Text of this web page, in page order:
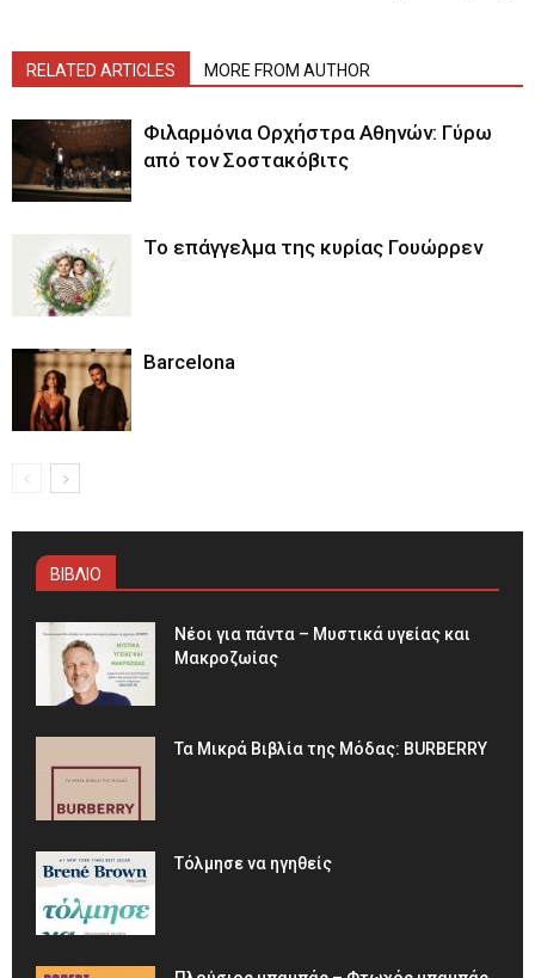
RELATED ARTICLES MORE FROM AUTHOR
Φιλαρμόνια Ορχήστρα Αθηνών: Γύρω
από τον Σοστακόβιτς
Το επάγγελμα της κυρίας Γουώρρεν
Barcelona
ΒΙΒΛΙΟ
Νέοι για πάντα – Μυστικά υγείας και
Μακροζωίας
Τα Μικρά Βιβλία της Μόδας: BURBERRY
Τόλμησε να ηγηθείς